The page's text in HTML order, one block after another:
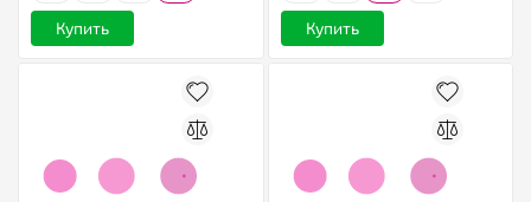
Купить Купить